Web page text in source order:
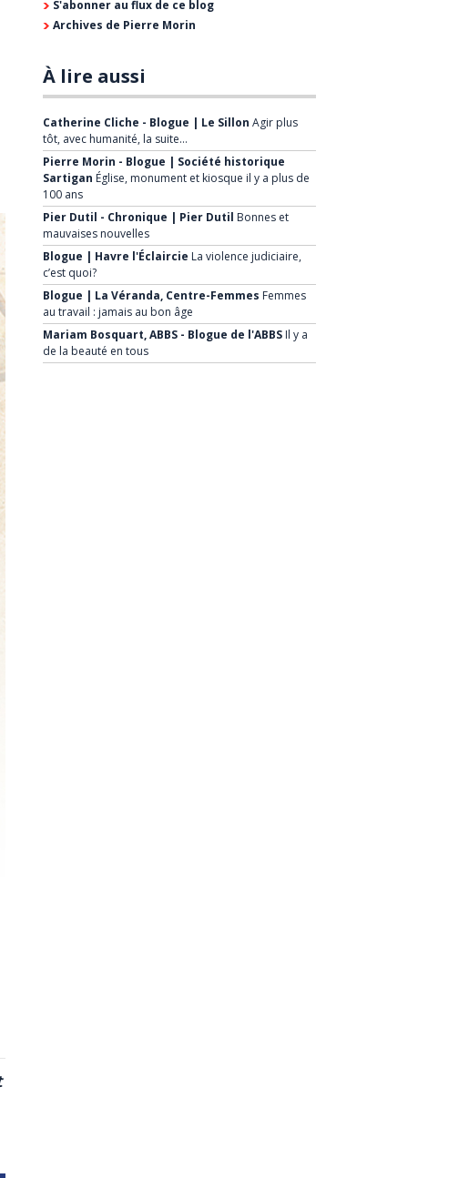
présentement en restructuration.
de :
historique régional
Mettre en valeur le patrimoine de
la ville et de ses environs
Sensibiliser la population à la
sauvegarde de notre patrimoine
Développer de nouveaux projets à
caractère historique, faire
connaître à la population les
avantages économiques et
culturels de la conservation de nos
S'abonner au flux de ce blog
Archives de Pierre Morin
À lire aussi
Catherine Cliche - Blogue | Le Sillon Agir plus
tôt, avec humanité, la suite…
Pierre Morin - Blogue | Société historique
Sartigan Église, monument et kiosque il y a plus de
100 ans
Pier Dutil - Chronique | Pier Dutil Bonnes et
mauvaises nouvelles
Blogue | Havre l'Éclaircie La violence judiciaire,
c’est quoi?
Blogue | La Véranda, Centre-Femmes Femmes
au travail : jamais au bon âge
Mariam Bosquart, ABBS - Blogue de l'ABBS Il y a
de la beauté en tous